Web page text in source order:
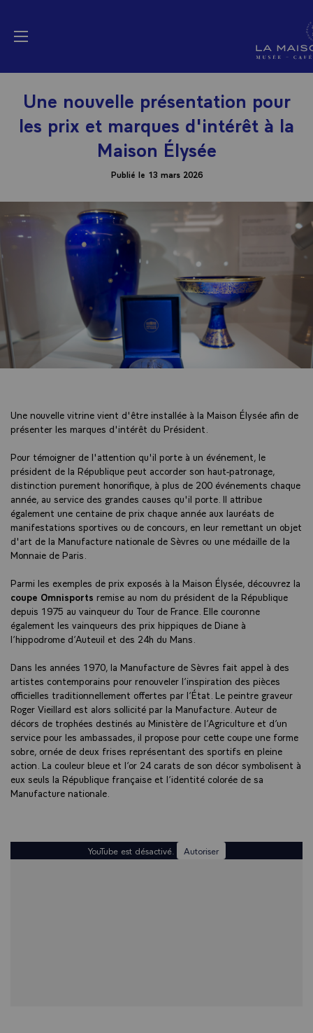
menu
La Maison Elysée
Une nouvelle présentation pour
les prix et marques d'intérêt à la
Maison Élysée
Publié le 13 mars 2026
Une nouvelle vitrine vient d'être installée à la Maison Élysée afin de
présenter les marques d'intérêt du Président.
Pour témoigner de l'attention qu'il porte à un événement, le
président de la République peut accorder son haut-patronage,
distinction purement honorifique, à plus de 200 événements chaque
année, au service des grandes causes qu'il porte. Il attribue
également une centaine de prix chaque année aux lauréats de
manifestations sportives ou de concours, en leur remettant un objet
d'art de la Manufacture nationale de Sèvres ou une médaille de la
Monnaie de Paris.
Parmi les exemples de prix exposés à la Maison Élysée, découvrez la
coupe Omnisports remise au nom du président de la République
depuis 1975 au vainqueur du Tour de France. Elle couronne
également les vainqueurs des prix hippiques de Diane à
l’hippodrome d’Auteuil et des 24h du Mans.
Dans les années 1970, la Manufacture de Sèvres fait appel à des
artistes contemporains pour renouveler l’inspiration des pièces
officielles traditionnellement offertes par l’État. Le peintre graveur
Roger Vieillard est alors sollicité par la Manufacture. Auteur de
décors de trophées destinés au Ministère de l’Agriculture et d’un
service pour les ambassades, il propose pour cette coupe une forme
sobre, ornée de deux frises représentant des sportifs en pleine
action. La couleur bleue et l’or 24 carats de son décor symbolisent à
eux seuls la République française et l’identité colorée de sa
Manufacture nationale.
YouTube est désactivé. Autoriser